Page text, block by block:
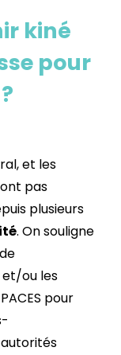
kiné
pour
et les
pas
plusieurs
. On souligne
et/ou les
pour